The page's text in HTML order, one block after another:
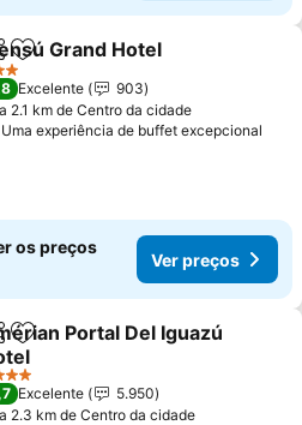
Adicionar aos favoritos
Grand Hotel
Excelente
903
a 2.1 km de Centro da cidade
Uma experiência de buffet excepcional
os preços
Ver preços
Adicionar aos favoritos
Portal Del Iguazú
preços
Excelente
5.950
a 2.3 km de Centro da cidade